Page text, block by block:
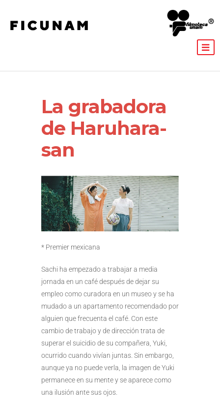
La grabadora
de Haruhara-
san
* Premier mexicana
Sachi ha empezado a trabajar a media
jornada en un café después de dejar su
empleo como curadora en un museo y se ha
mudado a un apartamento recomendado por
alguien que frecuenta el café. Con este
cambio de trabajo y de dirección trata de
superar el suicidio de su compañera, Yuki,
ocurrido cuando vivían juntas. Sin embargo,
aunque ya no puede verla, la imagen de Yuki
permanece en su mente y se aparece como
una ilusión ante sus ojos.